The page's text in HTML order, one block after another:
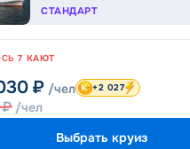
СТАНДАРТ
7 КАЮТ
₽ /чел
₽ /чел
+2 027
Выбрать круиз